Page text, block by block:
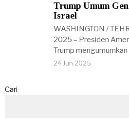
Trump Umum
Israel
WASHINGTON /
2025 – Presiden
Trump
24 Jun 2025
Cari